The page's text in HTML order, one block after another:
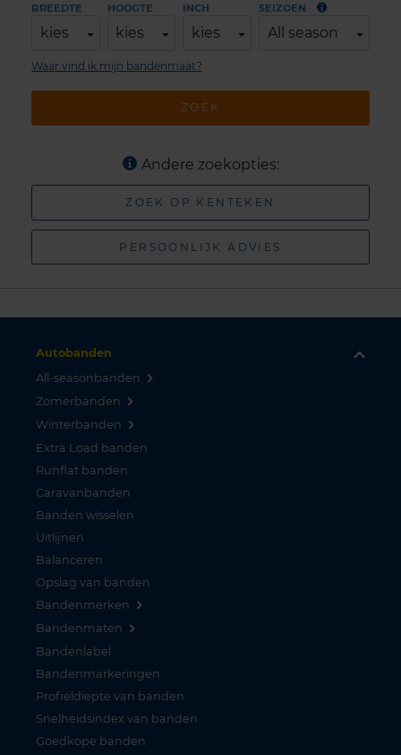
BREEDTE
kies
HOOGTE
kies
INCH
kies
SEIZOEN
All season
ZOEK
Waar vind ik mijn bandenmaat?
Andere zoekopties:
ZOEK OP KENTEKEN
PERSOONLIJK ADVIES
Autobanden
All-seasonbanden
Zomerbanden
Winterbanden
Extra Load banden
Runflat banden
Caravanbanden
Banden wisselen
Uitlijnen
Balanceren
Opslag van banden
Bandenmerken
Bandenmaten
Bandenlabel
Bandenmarkeringen
Profieldiepte van banden
Snelheidsindex van banden
Goedkope banden